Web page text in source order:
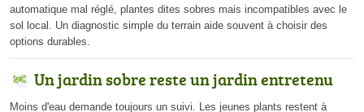
automatique mal réglé, plantes dites sobres mais incompatibles avec le
sol local. Un diagnostic simple du terrain aide souvent à choisir des
options durables.
Un jardin sobre reste un jardin entretenu
Moins d'eau demande toujours un suivi. Les jeunes plants restent à